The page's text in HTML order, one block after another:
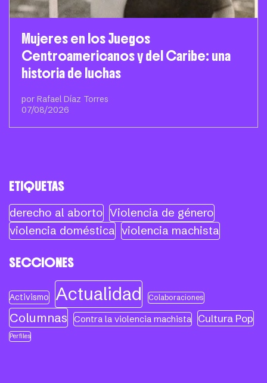
Mujeres en los Juegos
Centroamericanos y del Caribe: una
historia de luchas
por Rafael Díaz Torres
07/08/2026
ETIQUETAS
derecho al aborto Violencia de género
violencia doméstica violencia machista
SECCIONES
Activismo Actualidad Colaboraciones
Columnas Contra la violencia machista Cultura Pop
Perfiles